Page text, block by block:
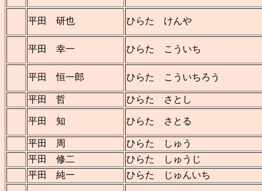
平田 研也 ひらた けんや
平田 幸一 ひらた こういち
平田 恒一郎 ひらた こういちろう
平田 哲 ひらた さとし
平田 知 ひらた さとる
平田 周
ひらた しゅう
平田 修二
ひらた しゅうじ
平田 純一
ひらた じゅんいち